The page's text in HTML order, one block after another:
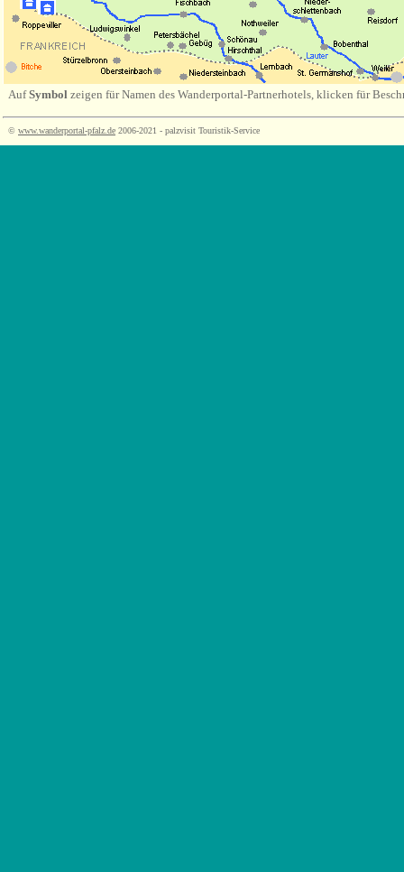
AufSymbol zeigen für Namen des Wanderportal-Partnerhotels, klicken für
© www.wanderportal-pfalz.de 2006-2021 - palzvisit Touristik-Service